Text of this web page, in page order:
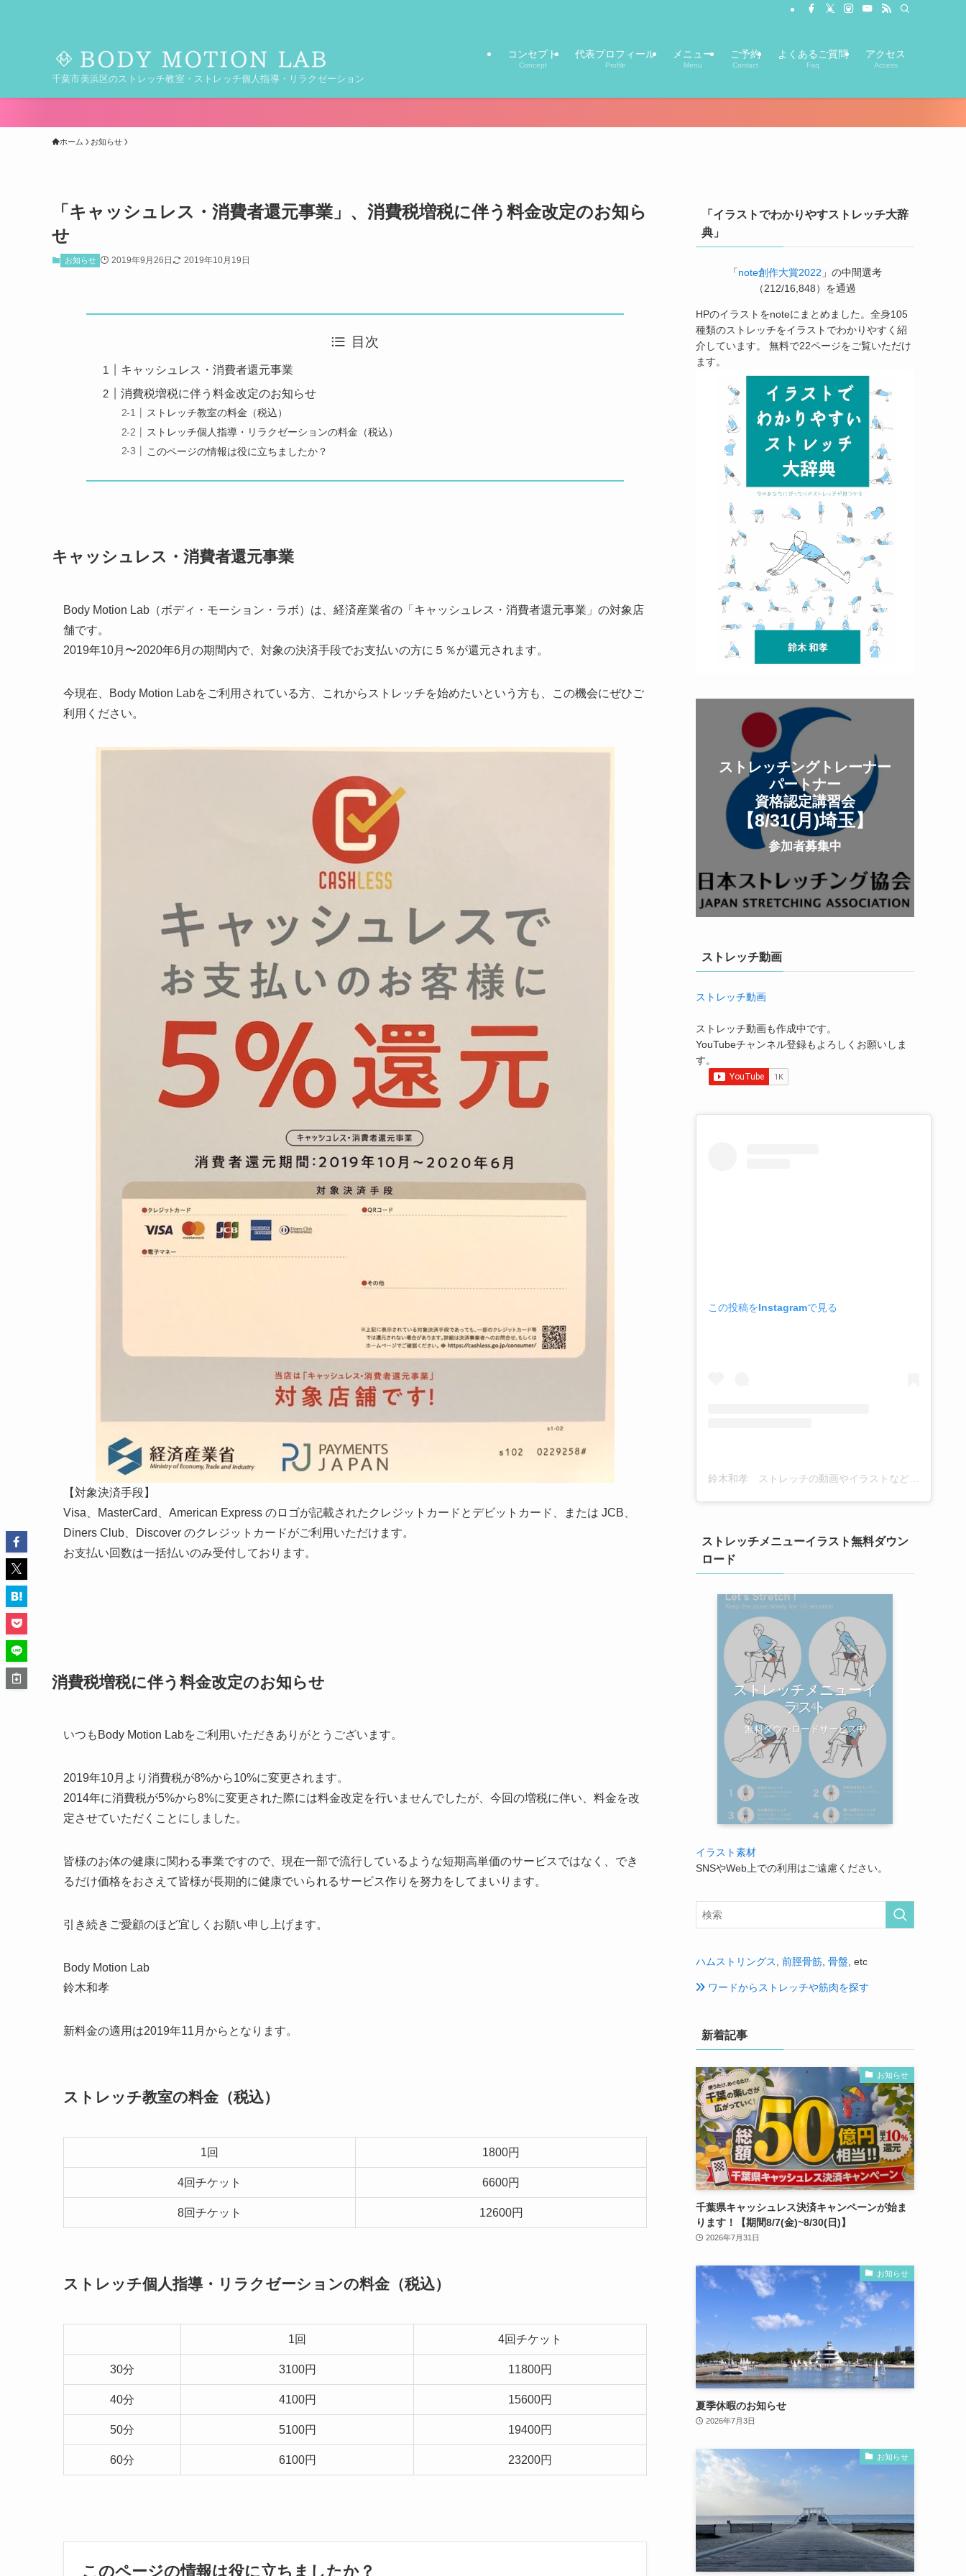
千葉市美浜区のストレッチ教室・ストレッチ個人指導・リラクゼーション
コンセプト
Concept
代表プロフィール
Profile
メニュー
Menu
ご予約
Contact
よくあるご質問
Faq
アクセス
Access
ホーム お知らせ
「キャッシュレス・消費者還元事業」、消費税増税に伴う料金改定のお知ら
せ
お知らせ 2019年9月26日 2019年10月19日
目次
キャッシュレス・消費者還元事業
消費税増税に伴う料金改定のお知らせ
ストレッチ教室の料金（税込）
ストレッチ個人指導・リラクゼーションの料金（税込）
このページの情報は役に立ちましたか？
キャッシュレス・消費者還元事業
Body Motion Lab（ボディ・モーション・ラボ）は、経済産業省の「キャッシュレス・消費者還元事業」の対象店
舗です。
2019年10月〜2020年6月の期間内で、対象の決済手段でお支払いの方に５％が還元されます。
今現在、Body Motion Labをご利用されている方、これからストレッチを始めたいという方も、この機会にぜひご
利用ください。
【対象決済手段】
Visa、MasterCard、American Express のロゴが記載されたクレジットカードとデビットカード、または JCB、
Diners Club、Discover のクレジットカードがご利用いただけます。
お支払い回数は一括払いのみ受付しております。
消費税増税に伴う料金改定のお知らせ
いつもBody Motion Labをご利用いただきありがとうございます。
2019年10月より消費税が8%から10%に変更されます。
2014年に消費税が5%から8%に変更された際には料金改定を行いませんでしたが、今回の増税に伴い、料金を改
定させていただくことにしました。
皆様のお体の健康に関わる事業ですので、現在一部で流行しているような短期高単価のサービスではなく、でき
るだけ価格をおさえて皆様が長期的に健康でいられるサービス作りを努力をしてまいります。
引き続きご愛顧のほど宜しくお願い申し上げます。
Body Motion Lab
鈴木和孝
新料金の適用は2019年11月からとなります。
ストレッチ教室の料金（税込）
1回 1800円
4回チケット 6600円
8回チケット 12600円
ストレッチ個人指導・リラクゼーションの料金（税込）
1回 4回チケット
30分 3100円 11800円
40分 4100円 15600円
50分 5100円 19400円
60分 6100円 23200円
このページの情報は役に立ちましたか？
「イラストでわかりやすストレッチ大辞
典」
「note創作大賞2022 」の中間選考
（212/16,848）を通過
HPのイラストをnoteにまとめました。全身105
種類のストレッチをイラストでわかりやすく紹
介しています。 無料で22ページをご覧いただけ
ます。
ストレッチングトレーナー
パートナー
資格認定講習会
【8/31(月 )埼玉】
参加者募集中
ストレッチ動画
ストレッチ動画
ストレッチ動画も作成中です。
YouTubeチャンネル登録もよろしくお願いしま
す。
この投稿をInstagramで見る
鈴木和孝 ストレッチの動画やイラストなど(@kazutaka_suzuki_stretch)がシェアした投稿
ストレッチメニューイラスト無料ダウン
ロード
ストレッチメニューイ
ラスト
無料ダウンロードサービス中
イラスト素材
SNSやWeb上での利用はご遠慮ください。
ハムストリングス, 前脛骨筋, 骨盤, etc
ワードからストレッチや筋肉を探す
新着記事
お知らせ
千葉県キャッシュレス決済キャンペーンが始ま
ります！【期間8/7(金)~8/30(日)】
2026年7月31日
お知らせ
夏季休暇のお知らせ
2026年7月3日
お知らせ